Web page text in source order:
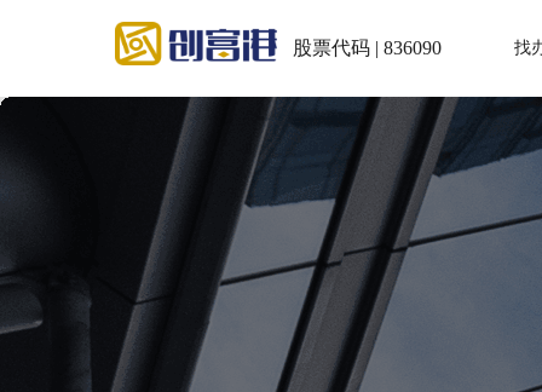
股票代码 | 836090 找